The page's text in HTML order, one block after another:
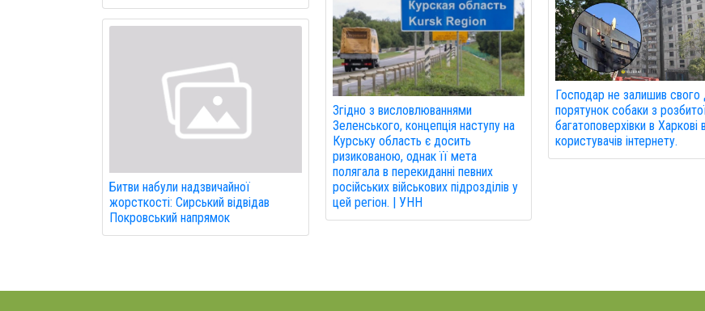
Битви набули надзвичайної
жорсткості: Сирський відвідав
Покровський напрямок
Згідно з висловлюваннями
Зеленського, концепція наступу на
Курську область є досить
ризикованою, однак її мета
полягала в перекиданні певних
російських військових підрозділів у
цей регіон. | УНН
Господар не залишив свого
порятунок собаки з
багатоповерхівки в Харкові
користувачів інтернету.